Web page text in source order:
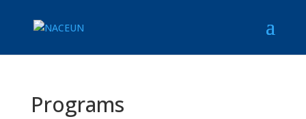
Programs